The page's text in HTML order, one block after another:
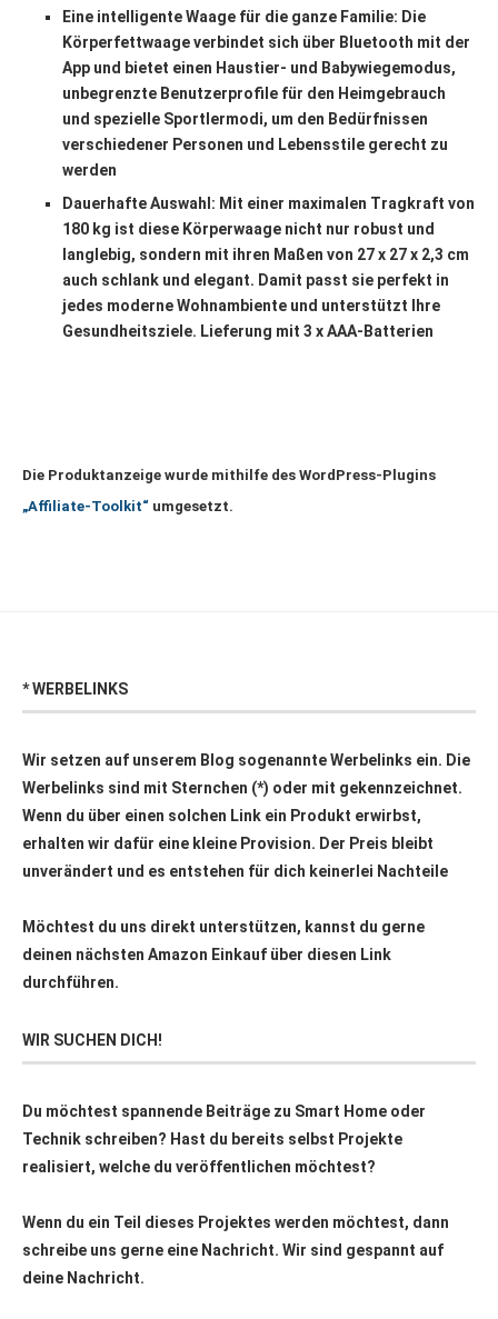
Eine intelligente Waage für die ganze Familie: Die
Körperfettwaage verbindet sich über Bluetooth mit der
App und bietet einen Haustier- und Babywiegemodus,
unbegrenzte Benutzerprofile für den Heimgebrauch
und spezielle Sportlermodi, um den Bedürfnissen
verschiedener Personen und Lebensstile gerecht zu
werden
Dauerhafte Auswahl: Mit einer maximalen Tragkraft von
180 kg ist diese Körperwaage nicht nur robust und
langlebig, sondern mit ihren Maßen von 27 x 27 x 2,3 cm
auch schlank und elegant. Damit passt sie perfekt in
jedes moderne Wohnambiente und unterstützt Ihre
Gesundheitsziele. Lieferung mit 3 x AAA-Batterien
Die Produktanzeige wurde mithilfe des WordPress-Plugins
„Affiliate-Toolkit“ umgesetzt.
* WERBELINKS
Wir setzen auf unserem Blog sogenannte Werbelinks ein. Die
Werbelinks sind mit Sternchen (*) oder mit gekennzeichnet.
Wenn du über einen solchen Link ein Produkt erwirbst,
erhalten wir dafür eine kleine Provision. Der Preis bleibt
unverändert und es entstehen für dich keinerlei Nachteile
Möchtest du uns direkt unterstützen, kannst du gerne
deinen nächsten Amazon Einkauf über diesen Link
durchführen.
WIR SUCHEN DICH!
Du möchtest spannende Beiträge zu Smart Home oder
Technik schreiben? Hast du bereits selbst Projekte
realisiert, welche du veröffentlichen möchtest?
Wenn du ein Teil dieses Projektes werden möchtest, dann
schreibe uns gerne eine Nachricht. Wir sind gespannt auf
deine Nachricht.